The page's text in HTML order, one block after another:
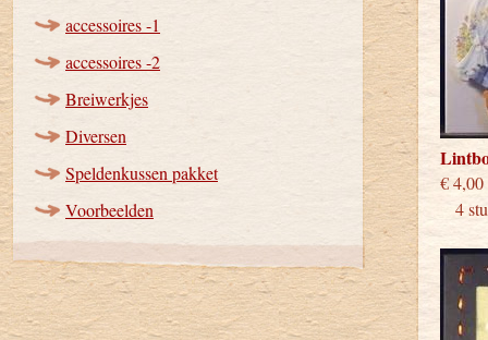
accessoires -1
accessoires -2
Breiwerkjes
Diversen
Speldenkussen pakket
Voorbeelden
4